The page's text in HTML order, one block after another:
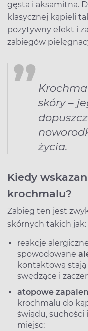
gęsta i aksamitna.
klasycznej kąpieli
pozytywny efekt i
zabiegów
skóry –
życia.
Kiedy
krochmalu?
Zabieg ten jest
skórnych takich jak:
reakcje
spowodowane
kontaktową stają
swędzące i
atopowe
krochmalu do
świądu, suchości
miejsc;